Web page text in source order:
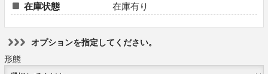
在庫状態
在庫有り
オプションを指定してください。
形態